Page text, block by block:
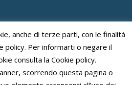
PayPal Stripe MasterCardCash
On
Delivery
anche di terze parti, con le finalità
policy. Per informarti o negare il
consulta la Cookie policy.
scorrendo questa pagina o